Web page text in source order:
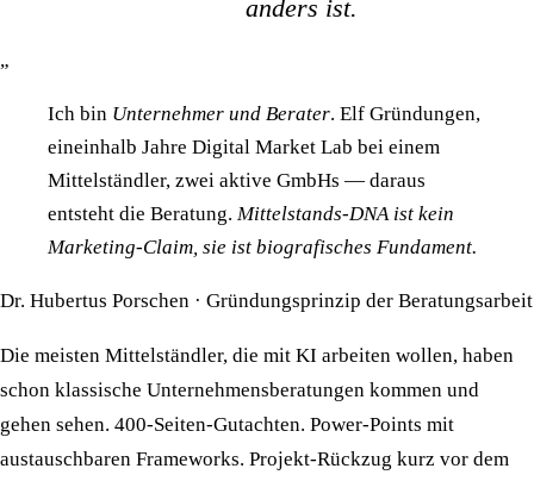
anders ist.
„
Ich bin Unternehmer und Berater. Elf Gründungen,
eineinhalb Jahre Digital Market Lab bei einem
Mittelständler, zwei aktive GmbHs — daraus
entsteht die Beratung. Mittelstands-DNA ist kein
Marketing-Claim, sie ist biografisches Fundament.
Dr. Hubertus Porschen · Gründungsprinzip der Beratungsarbeit
Die meisten Mittelständler, die mit KI arbeiten wollen, haben
schon klassische Unternehmensberatungen kommen und
gehen sehen. 400-Seiten-Gutachten. Power-Points mit
austauschbaren Frameworks. Projekt-Rückzug kurz vor dem